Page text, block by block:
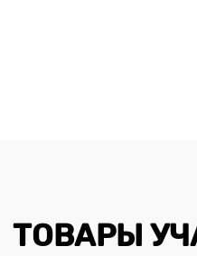
ТОВАРЫ